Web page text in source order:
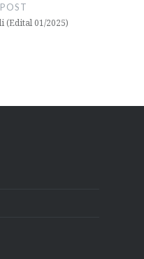
(Edital 01/2025)